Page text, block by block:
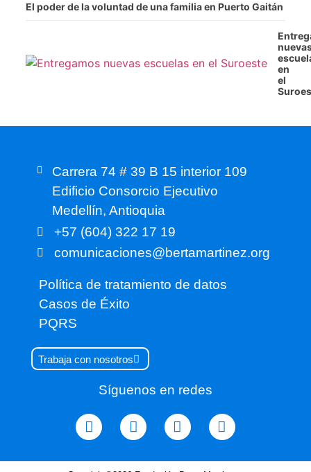
El poder de la voluntad de una familia en Puerto Gaitán
en
el
Carrera 74 # 39 B 15 interior 109
Edificio Consorcio Ejecutivo
Medellín, Antioquia
+57 (604) 322 17 19
comunicaciones@bertamartinez.org
Política de tratamiento de datos
Casos de Éxito
PQRS
Trabaja con nosotros
Síguenos en redes